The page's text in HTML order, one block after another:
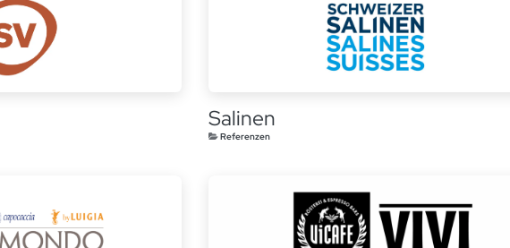
Salinen
Referenzen